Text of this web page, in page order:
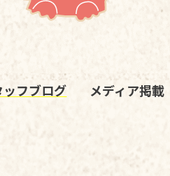
ッフブログ メディア掲載